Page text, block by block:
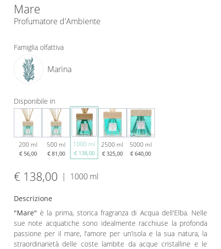
Mare
Profumatore d'Ambiente
Disponibile in
200 ml
€ 56,00
500 ml
€ 81,00
1000 ml
€ 138,00
2500 ml
€ 325,00
5000 ml
€ 640,00
Famiglia olfattiva
Marina
€ 138,00 | 1000 ml
Descrizione
"Mare" è la prima, storica fragranza di Acqua dell'Elba. Nelle
sue note acquatiche sono idealmente racchiuse la profonda
passione per il mare, l’amore per un’isola e la sua natura, la
straordinarietà delle coste lambite da acque cristalline e le